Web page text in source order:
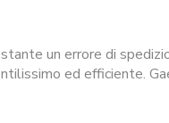
un errore di
ed efficiente.